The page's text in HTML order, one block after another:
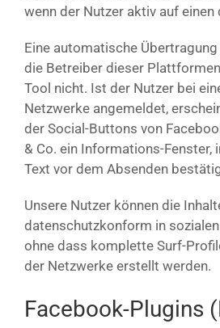
wenn der Nutzer aktiv auf
Eine automatische
die Betreiber dieser
Tool nicht. Ist der Nutzer bei
Netzwerke angemeldet,
der Social-Buttons von
& Co. ein Informations-Fenster,
Text vor dem Absenden
Unsere Nutzer können die
datenschutzkonform in
ohne dass komplette Surf-
der Netzwerke erstellt werden.
Facebook-Plugins